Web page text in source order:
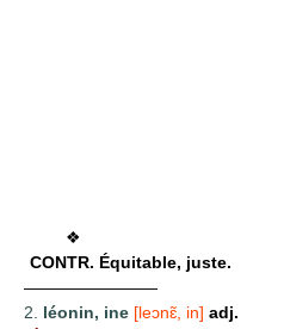
❖
CONTR. Équitable, juste.
————————
2. léonin, ine [leɔnɛ̃, in] adj.